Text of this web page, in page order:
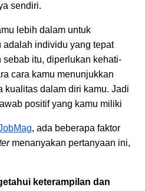
sendiri.
lebih dalam untuk
adalah individu yang tepat
sebab itu, diperlukan kehati-
cara kamu menunjukkan
kualitas dalam diri kamu. Jadi
positif yang kamu miliki
, ada beberapa faktor
menanyakan pertanyaan ini,
keterampilan dan